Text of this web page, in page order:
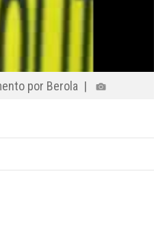
por Berola |